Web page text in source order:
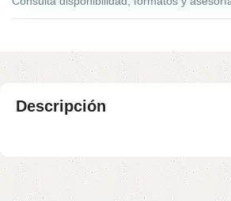
Descripción